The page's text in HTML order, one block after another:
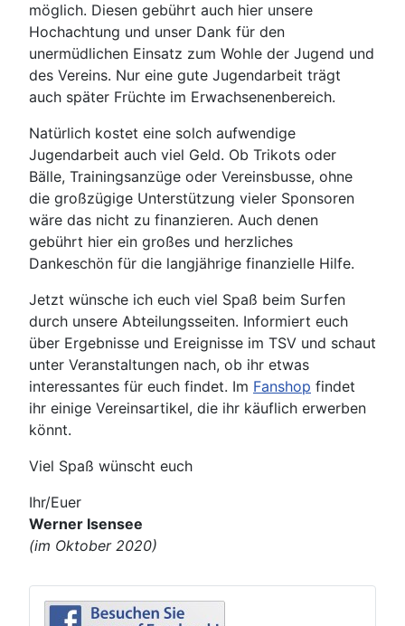
möglich. Diesen gebührt auch hier unsere
Hochachtung und unser Dank für den
unermüdlichen Einsatz zum Wohle der Jugend und
des Vereins. Nur eine gute Jugendarbeit trägt
auch später Früchte im Erwachsenenbereich.
Natürlich kostet eine solch aufwendige
Jugendarbeit auch viel Geld. Ob Trikots oder
Bälle, Trainingsanzüge oder Vereinsbusse, ohne
die großzügige Unterstützung vieler Sponsoren
wäre das nicht zu finanzieren. Auch denen
gebührt hier ein großes und herzliches
Dankeschön für die langjährige finanzielle Hilfe.
Jetzt wünsche ich euch viel Spaß beim Surfen
durch unsere Abteilungsseiten. Informiert euch
über Ergebnisse und Ereignisse im TSV und schaut
unter Veranstaltungen nach, ob ihr etwas
interessantes für euch findet. Im Fanshop findet
ihr einige Vereinsartikel, die ihr käuflich erwerben
könnt.
Viel Spaß wünscht euch
Ihr/Euer
Werner Isensee
(im Oktober 2020)